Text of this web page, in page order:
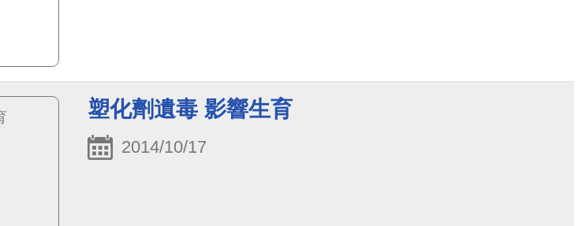
塑化劑遺毒 影響生育
2014/10/17